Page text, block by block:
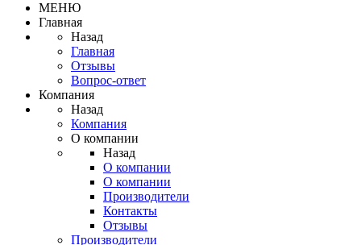
МЕНЮ
Главная
Назад
Главная
Отзывы
Вопрос-ответ
Компания
Назад
Компания
О компании
Назад
О компании
О компании
Производители
Контакты
Отзывы
Производители